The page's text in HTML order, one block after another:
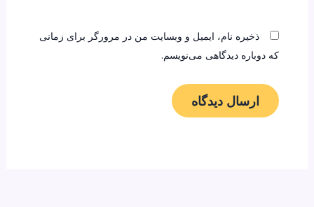
ذخیره نام، ایمیل و وبسایت من در مرورگر برای زمانی
که دوباره دیدگاهی می‌نویسم.